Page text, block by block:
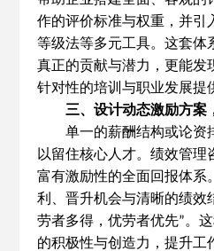
作的评价标准与权重，并引
等级法等多元工具。这套体
真正的贡献与潜力，更能发
针对性的培训与职业发展提
三、设计动态激励方案
单一的薪酬结构或论资
以留住核心人才。绩效管理
富有激励性的全面回报体系
利、晋升机会与清晰的绩效
劳者多得，优劳者优先”。
的积极性与创造力，提升工